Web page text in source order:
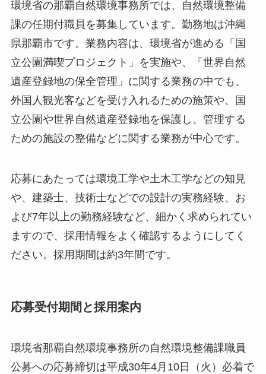
環境省の那覇自然環境事務所では、自然環境整備
課の任期付職員を募集しています。勤務地は沖縄
県那覇市です。業務内容は、環境省が進める「国
立公園満喫プロジェクト」を実施や、「世界自然
遺産登録地の保全管理」に関する業務の中でも、
外国人観光客などを受け入れるための施策や、国
立公園や世界自然遺産登録地を保護し、管理する
ための施設の整備などに関する業務が中心です。
応募にあたっては環境工学や土木工学などの知見
や、建築士、技術士などでの設計の実務経験、お
よび7年以上の勤務経験など、細かく求められてい
ますので、採用情報をよく確認するようにしてく
ださい。採用期間は約3年間です。
応募受付期間と採用案内
環境省那覇自然環境事務所の自然環境整備課職員
公募への応募締切は平成30年4月10日（火）必着で